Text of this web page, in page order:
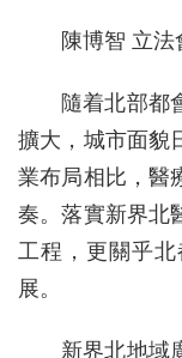
陳博智 立法
隨着北部都
擴大，城市面貌
業布局相比，醫
奏。落實新界北
工程，更關乎
展。
新界北地域